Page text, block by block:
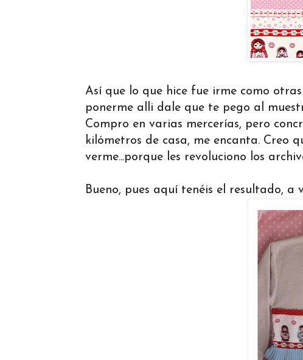
Así que lo que hice fue irme como
ponerme alli dale que te pego al
Compro en varias mercerías, pero
kilómetros de casa, me encanta. Creo
verme...porque les revoluciono los
Bueno, pues aquí tenéis el resultado, a